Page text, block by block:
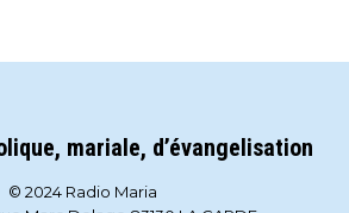
mariale, d’évangelisation
© 2024 Radio Maria